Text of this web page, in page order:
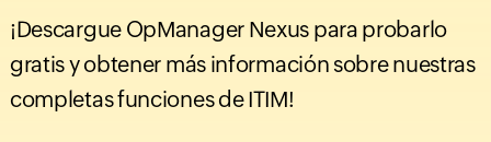
¡Descargue OpManager Nexus para probarlo
gratis y obtener más información sobre nuestras
completas funciones de ITIM!